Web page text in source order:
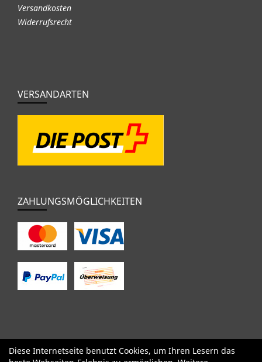
Versandkosten
Widerrufsrecht
VERSANDARTEN
ZAHLUNGSMÖGLICHKEITEN
SALE Specialized Factor Cervélo BMC Orbea Yeti
Diese Internetseite benutzt Cookies, um Ihren Lesern das